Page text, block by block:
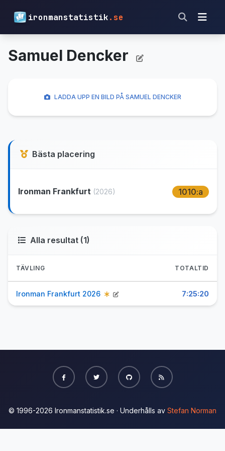
ironmanstatistik.se
Samuel Dencker
Bästa placering
Ironman Frankfurt (2026) 1010:a
LADDA UPP EN BILD PÅ SAMUEL DENCKER
Alla resultat (1)
TÄVLING TOTALTID
Ironman Frankfurt 2026 7:25:20
© 1996-2026 Ironmanstatistik.se · Underhålls av Stefan Norman